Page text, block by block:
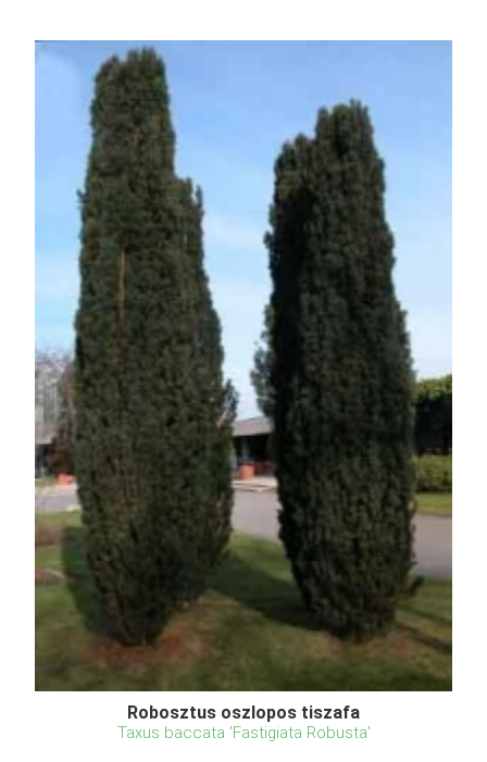
Robosztus oszlopos tiszafa
Taxus baccata 'Fastigiata Robusta'